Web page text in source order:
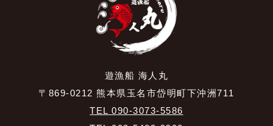
遊漁船 海人丸
〒869-0212 熊本県玉名市岱明町下沖洲711
TEL 090-3073-5586